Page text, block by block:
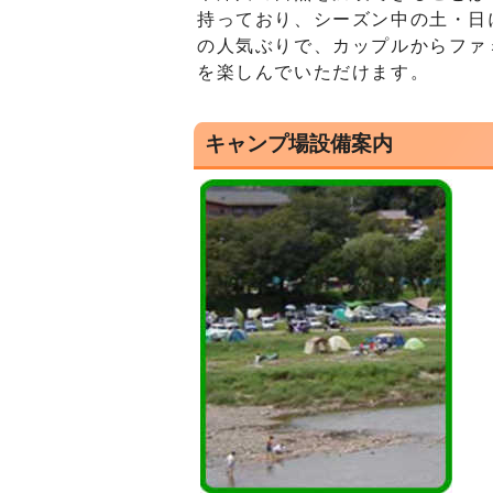
持っており、シーズン中の土・
の人気ぶりで、カップルからフ
を楽しんでいただけます。
キャンプ場設備案内